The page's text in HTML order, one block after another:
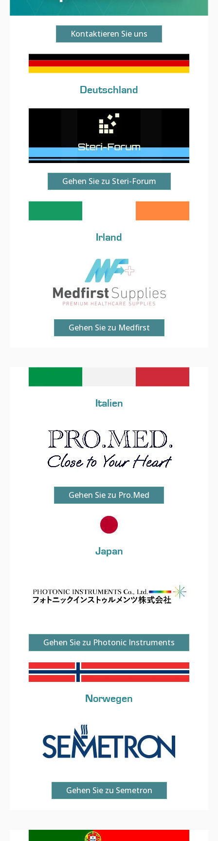
Kontaktieren Sie uns
Deutschland
Gehen Sie zu Steri-Forum
Irland
Gehen Sie zu Medfirst
Italien
Gehen Sie zu Pro.Med
Japan
Gehen Sie zu Photonic Instruments
Norwegen
Gehen Sie zu Semetron